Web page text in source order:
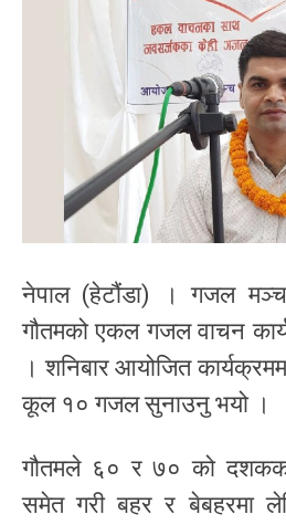
नेपाल (हेटौंडा) । गजल
गौतमको एकल गजल वाचन
। शनिबार आयोजित
कूल १० गजल सुनाउनु भयो ।
गौतमले ६० र ७० को
समेत गरी बहर र बेबहरमा